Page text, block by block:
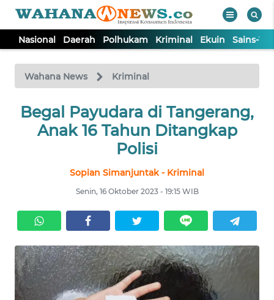
Nasional Daerah Polhukam Kriminal Ekuin Sains-
Wahana News Kriminal
Begal Payudara di Tangerang,
Anak 16 Tahun Ditangkap
Polisi
Sopian Simanjuntak - Kriminal
Senin, 16 Oktober 2023 - 19:15 WIB
TV
Tutup
NASIONAL
KRIMINAL
EKUIN
SAINS-TEKNO